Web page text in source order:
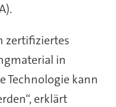
zertifiziertes
in
Technologie kann
erklärt